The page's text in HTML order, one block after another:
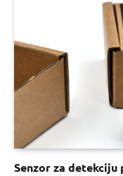
Senzor za detekciju